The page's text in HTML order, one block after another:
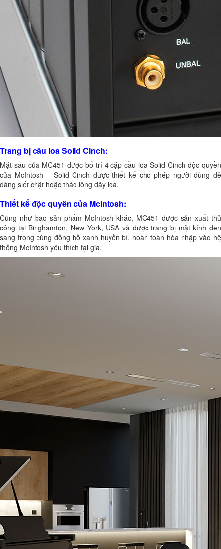
Trang bị cầu loa Solid Cinch:
Mặt sau của MC451 được bố trí 4 cặp cầu loa Solid Cinch độc quyền
của McIntosh – Solid Cinch được thiết kế cho phép người dùng dễ
dàng siết chặt hoặc tháo lỏng dây loa.
Thiết kế độc quyền của McIntosh:
Cũng như bao sản phẩm McIntosh khác, MC451 được sản xuất thủ
công tại Binghamton, New York, USA và được trang bị mặt kính đen
sang trọng cùng đồng hồ xanh huyền bí, hoàn toàn hòa nhập vào hệ
thống McIntosh yêu thích tại gia.